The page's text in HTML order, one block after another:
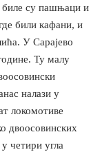
биле су пашњаци и
били кафани, и
У Сарајево
Ту малу
налази у
локомотиве
двоосовинских
четири угла